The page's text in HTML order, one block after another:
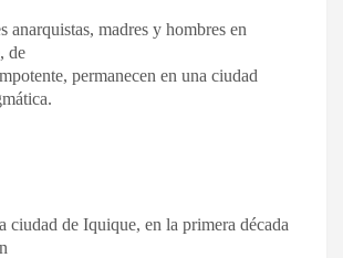
anarquistas, madres y hombres en
de
permanecen en una ciudad
ciudad de Iquique, en la primera década